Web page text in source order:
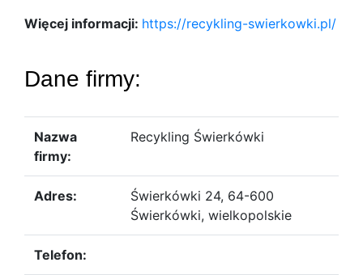
Więcej informacji: https://recykling-swierkowki.pl/
Dane firmy:
Nazwa
firmy:
Recykling Świerkówki
Adres:
Świerkówki 24, 64-600
Świerkówki, wielkopolskie
Telefon: